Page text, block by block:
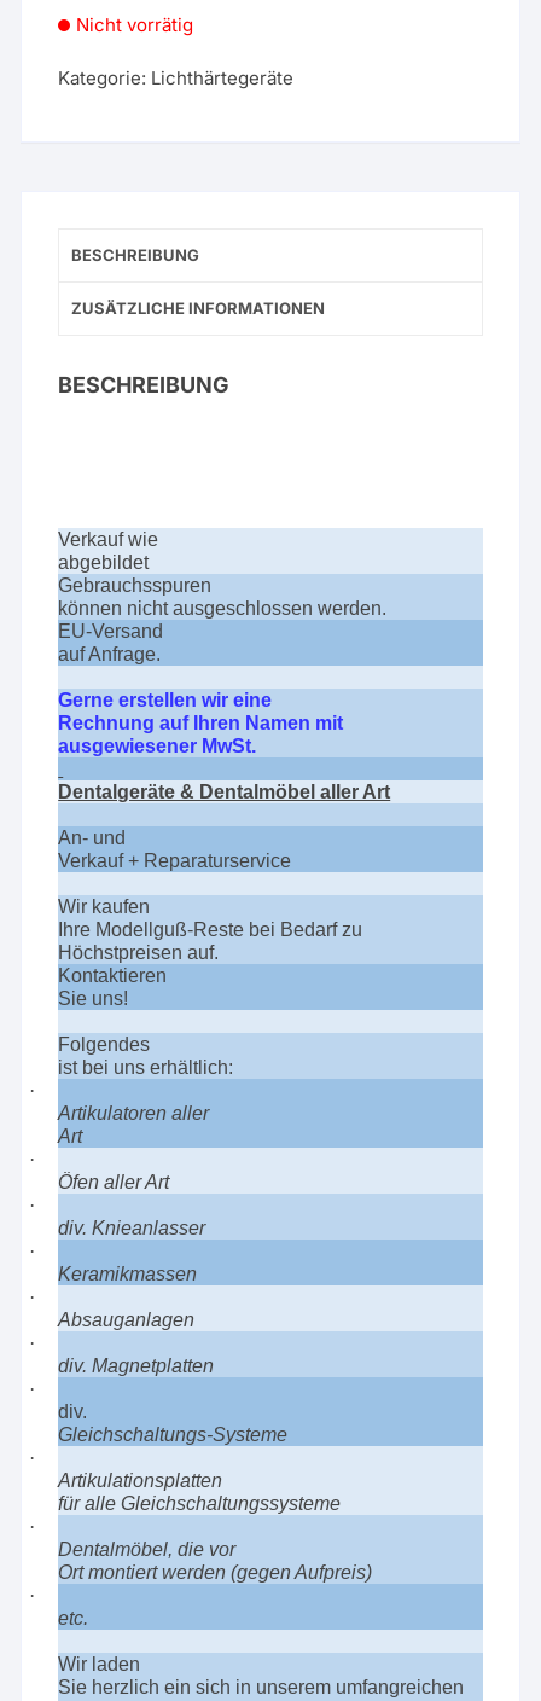
Nicht vorrätig
Kategorie: Lichthärtegeräte
BESCHREIBUNG
ZUSÄTZLICHE INFORMATIONEN
BESCHREIBUNG
Verkauf wie
abgebildet
Gebrauchsspuren
können nicht ausgeschlossen werden.
EU-Versand
auf Anfrage.
Gerne erstellen wir eine
Rechnung auf Ihren Namen mit
ausgewiesener MwSt.
Dentalgeräte & Dentalmöbel aller Art
An- und
Verkauf + Reparaturservice
Wir kaufen
Ihre Modellguß-Reste bei Bedarf zu
Höchstpreisen auf.
Kontaktieren
Sie uns!
Folgendes
ist bei uns erhältlich:
·
Artikulatoren aller
Art
·
Öfen aller Art
·
div. Knieanlasser
·
Keramikmassen
·
Absauganlagen
·
div. Magnetplatten
·
div.
Gleichschaltungs-Systeme
·
Artikulationsplatten
für alle Gleichschaltungssysteme
·
Dentalmöbel, die vor
Ort montiert werden (gegen Aufpreis)
·
etc.
Wir laden
Sie herzlich ein sich in unserem umfangreichen